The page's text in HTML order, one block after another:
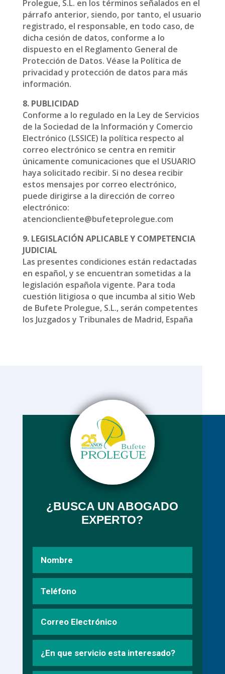
Prolegue, S.L. en los términos señalados en el
párrafo anterior, siendo, por tanto, el usuario
registrado, el responsable, en todo caso, de
dicha cesión de datos, conforme a lo
dispuesto en el Reglamento General de
Protección de Datos. Véase la Política de
privacidad y protección de datos para más
información.
8. PUBLICIDAD
Conforme a lo regulado en la Ley de Servicios
de la Sociedad de la Información y Comercio
Electrónico (LSSICE) la política respecto al
correo electrónico se centra en remitir
únicamente comunicaciones que el USUARIO
haya solicitado recibir. Si no desea recibir
estos mensajes por correo electrónico,
puede dirigirse a la dirección de correo
electrónico:
atencioncliente@bufeteprolegue.com
9. LEGISLACIÓN APLICABLE Y COMPETENCIA
JUDICIAL
Las presentes condiciones están redactadas
en español, y se encuentran sometidas a la
legislación española vigente. Para toda
cuestión litigiosa o que incumba al sitio Web
de Bufete Prolegue, S.L., serán competentes
los Juzgados y Tribunales de Madrid, España
¿BUSCA UN ABOGADO
EXPERTO?